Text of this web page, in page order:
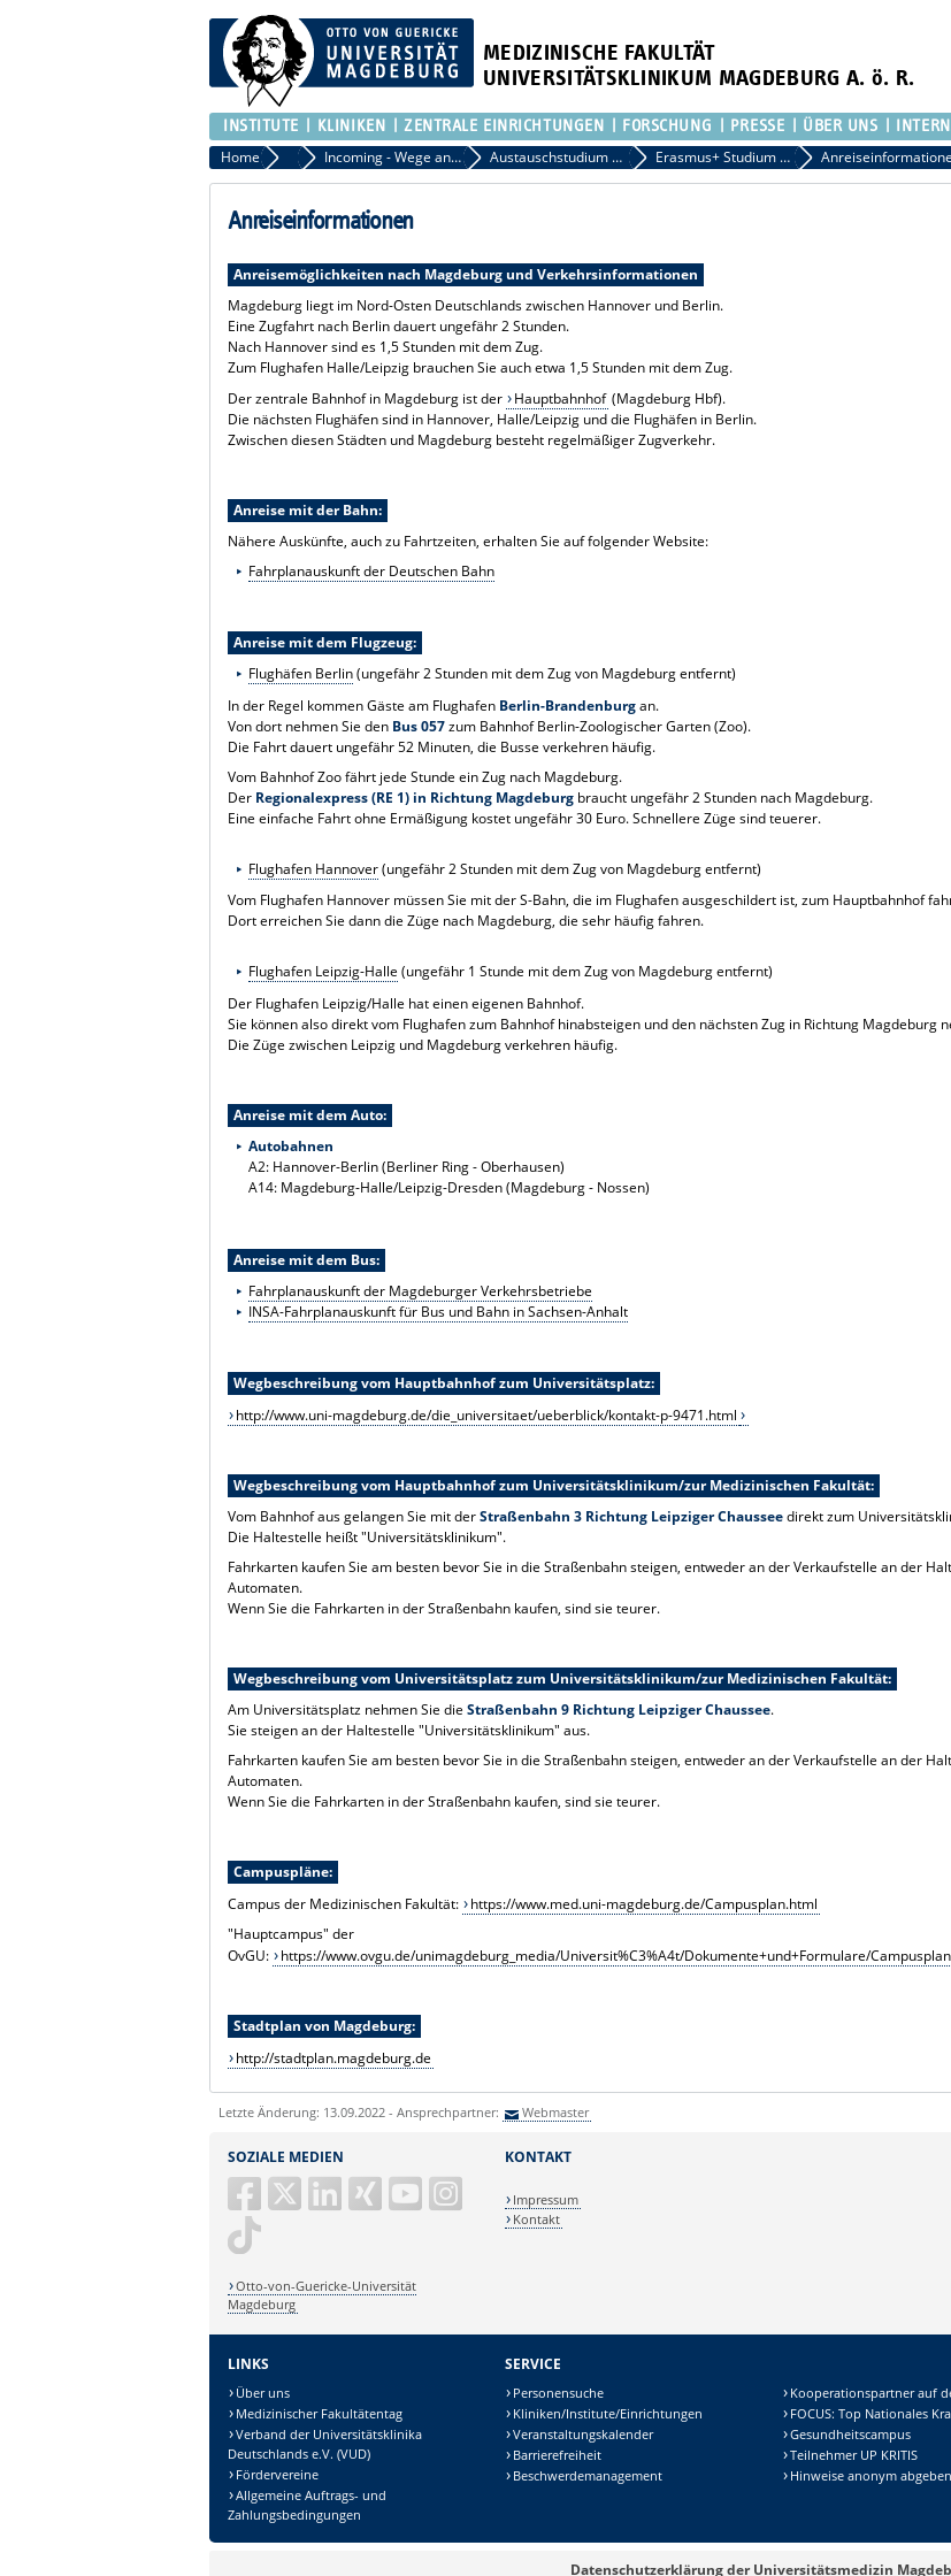
MEDIZINISCHE FAKULTÄT
UNIVERSITÄTSKLINIKUM MAGDEBURG A. ö. R.
INSTITUTE KLINIKEN ZENTRALE EINRICHTUNGEN FORSCHUNG PRESSE ÜBER UNS
Home Akademisches Auslandsamt der Medizinischen Fakultät
Incoming - Wege an die Medizinische Fakultät Austauschstudium an der Medizinischen Fakultät Erasmus+ Studium an der FME
Anreiseinformationen
Anreisemöglichkeiten nach Magdeburg und Verkehrsinformationen
Magdeburg liegt im Nord-Osten Deutschlands zwischen Hannover und Berlin.
Eine Zugfahrt nach Berlin dauert ungefähr 2 Stunden.
Nach Hannover sind es 1,5 Stunden mit dem Zug.
Zum Flughafen Halle/Leipzig brauchen Sie auch etwa 1,5 Stunden mit dem Zug.
Der zentrale Bahnhof in Magdeburg ist der
Hauptbahnhof (Magdeburg Hbf).
Die nächsten Flughäfen sind in Hannover, Halle/Leipzig und die Flughäfen in Berlin.
Zwischen diesen Städten und Magdeburg besteht regelmäßiger Zugverkehr.
Anreise mit der Bahn:
Nähere Auskünfte, auch zu Fahrtzeiten, erhalten Sie auf folgender Website:
Fahrplanauskunft der Deutschen Bahn
Anreise mit dem Flugzeug:
Flughäfen Berlin(ungefähr 2 Stunden mit dem Zug von Magdeburg entfernt)
In der Regel kommen Gäste am Flughafen Berlin-Brandenburgan.
Von dort nehmen Sie den Bus 057zum Bahnhof Berlin-Zoologischer Garten (Zoo).
Die Fahrt dauert ungefähr 52 Minuten, die Busse verkehren häufig.
Vom Bahnhof Zoo fährt jede Stunde ein Zug nach Magdeburg.
Der Regionalexpress (RE 1) in Richtung Magdeburg braucht ungefähr 2 Stunden nach Magdeburg.
Eine einfache Fahrt ohne Ermäßigung kostet ungefähr 30 Euro. Schnellere Züge sind teuerer.
Flughafen Hannover(ungefähr 2 Stunden mit dem Zug von Magdeburg entfernt)
Vom Flughafen Hannover müssen Sie mit der S-Bahn, die im Flughafen ausgeschildert ist, zum Hauptbahnhof
Dort erreichen Sie dann die Züge nach Magdeburg, die sehr häufig fahren.
Flughafen Leipzig-Halle (ungefähr 1 Stunde mit dem Zug von Magdeburg entfernt)
Der Flughafen Leipzig/Halle hat einen eigenen Bahnhof.
Sie können also direkt vom Flughafen zum Bahnhof hinabsteigen und den nächsten Zug in Richtung Magdeburg
Die Züge zwischen Leipzig und Magdeburg verkehren häufig.
Anreise mit dem Auto:
Autobahnen
A2: Hannover-Berlin (Berliner Ring - Oberhausen)
A14: Magdeburg-Halle/Leipzig-Dresden (Magdeburg - Nossen)
Anreise mit dem Bus:
Fahrplanauskunft der Magdeburger Verkehrsbetriebe
INSA-Fahrplanauskunft für Bus und Bahn in Sachsen-Anhalt
Wegbeschreibung vom Hauptbahnhof zum Universitätsplatz:
http://www.uni-magdeburg.de/die_universitaet/ueberblick/kontakt-p-9471.html
Wegbeschreibung vom Hauptbahnhof zum Universitätsklinikum/zur Medizinischen Fakultät:
Vom Bahnhof aus gelangen Sie mit derStraßenbahn 3 Richtung Leipziger Chausseedirekt zum
Die Haltestelle heißt "Universitätsklinikum".
Fahrkarten kaufen Sie am besten bevor Sie in die Straßenbahn steigen, entweder an der Verkaufstelle an der
Automaten.
Wenn Sie die Fahrkarten in der Straßenbahn kaufen, sind sie teurer.
Wegbeschreibung vom Universitätsplatz zum Universitätsklinikum/zur Medizinischen Fakultät:
Am Universitätsplatz nehmen Sie dieStraßenbahn 9 Richtung Leipziger Chaussee.
Sie steigen an der Haltestelle "Universitätsklinikum" aus.
Fahrkarten kaufen Sie am besten bevor Sie in die Straßenbahn steigen, entweder an der Verkaufstelle an der
Automaten.
Wenn Sie die Fahrkarten in der Straßenbahn kaufen, sind sie teurer.
Campuspläne:
Campus der Medizinischen Fakultät:
https://www.med.uni-magdeburg.de/Campusplan.html
"Hauptcampus" der
OvGU:
https://www.ovgu.de/unimagdeburg_media/Universit%C3%A4t/Dokumente+und+Formulare/
Stadtplan von Magdeburg:
http://stadtplan.magdeburg.de
Letzte Änderung: 13.09.2022 - Ansprechpartner: Webmaster
SOZIALE MEDIEN
Otto-von-Guericke-Universität
Magdeburg
KONTAKT
Impressum
Kontakt
LINKS
Über uns
Medizinischer Fakultätentag
Verband der Universitätsklinika
Deutschlands e.V. (VUD)
Fördervereine
Allgemeine Auftrags- und
Zahlungsbedingungen
SERVICE
Personensuche
Kliniken/Institute/Einrichtungen
Veranstaltungskalender
Barrierefreiheit
Beschwerdemanagement
Kooperationspartner auf
FOCUS: Top Nationales
Gesundheitscampus
Teilnehmer UP KRITIS
Hinweise anonym abgeben
Datenschutzerklärung der Universitätsmedizin